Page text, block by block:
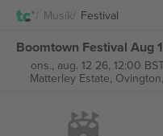
Musik Festival
Boomtown Festival Aug
ons., aug. 12 26, 12:00
Matterley Estate,